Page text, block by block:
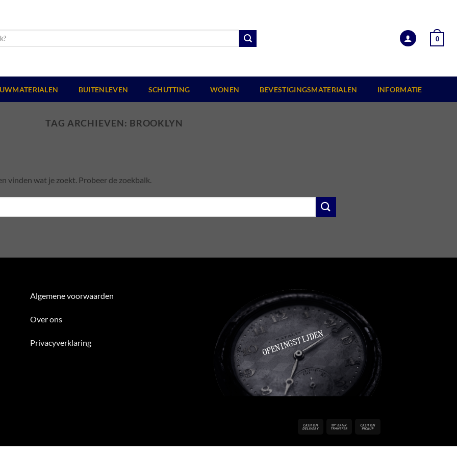
0
BUITENLEVEN SCHUTTING WONEN BEVESTIGINGSMATERIALEN INFORMATIE
TAG ARCHIEVEN: BROOKLYN
vinden wat je zoekt. Probeer de zoekbalk.
Algemene voorwaarden
Over ons
Privacyverklaring
Cash
Delivery
Bank
Pickup